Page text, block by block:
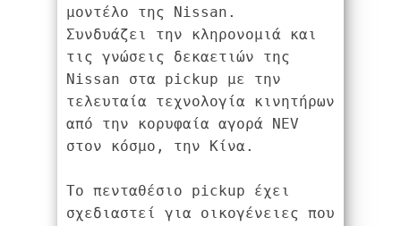
μοντέλο της Nissan.
Συνδυάζει την κληρονομιά και
τις γνώσεις δεκαετιών της
Nissan στα pickup με την
τελευταία τεχνολογία κινητήρων
από την κορυφαία αγορά NEV
στον κόσμο, την Κίνα.
Το πενταθέσιο pickup έχει
σχεδιαστεί για οικογένειες που